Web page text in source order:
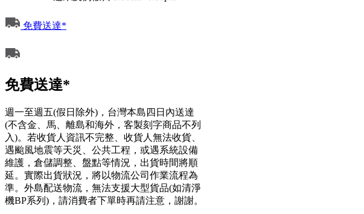
免費送達*
免費送達*
週一至週五(假日除外)，台灣本島四日內送達
(不含金、馬、離島和海外，客製刻字商品不列
入)。若收貨人資訊不完整、收貨人無法收貨、
遇颱風地震等天災、公共工程，或遇系統設備
維護，倉儲調整、盤點等情況，出貨時間將順
延。實際出貨狀況，將以物流公司作業流程為
準。外島配送物流，無法支援大型貨品(如清淨
機BP系列)，請消費者下單時再請注意，謝謝。